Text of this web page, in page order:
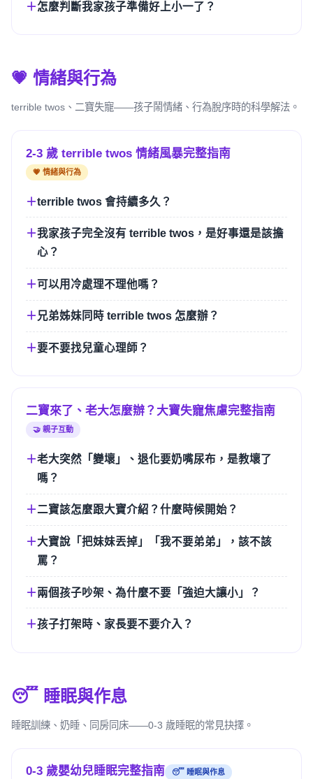
怎麼判斷我家孩子準備好上小一了？
💗 情緒與行為
terrible twos、二寶失寵——孩子鬧情緒、行為脫序時的科學解法。
2-3 歲 terrible twos 情緒風暴完整指南
💗 情緒與行為
terrible twos 會持續多久？
我家孩子完全沒有 terrible twos，是好事還是該擔
心？
可以用冷處理不理他嗎？
兄弟姊妹同時 terrible twos 怎麼辦？
要不要找兒童心理師？
二寶來了、老大怎麼辦？大寶失寵焦慮完整指南
🤝 親子互動
老大突然「變壞」、退化要奶嘴尿布，是教壞了
嗎？
二寶該怎麼跟大寶介紹？什麼時候開始？
大寶說「把妹妹丟掉」「我不要弟弟」，該不該
罵？
兩個孩子吵架、為什麼不要「強迫大讓小」？
孩子打架時、家長要不要介入？
😴 睡眠與作息
睡眠訓練、奶睡、同房同床——0-3 歲睡眠的常見抉擇。
0-3 歲嬰幼兒睡眠完整指南 😴 睡眠與作息